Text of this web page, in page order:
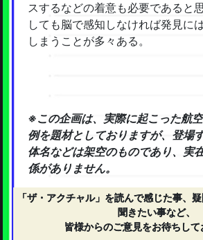
スするなどの着意も必要であると
しても脳で感知しなければ発見に
しまうことが多々ある。
※この企画は、実際に起こった航
例を題材としておりますが、登場
体名などは架空のものであり、実
係がありません。
「ザ・アクチャル」を読んで感じた事、
聞きたい事など、
皆様からのご意見をお待ちして